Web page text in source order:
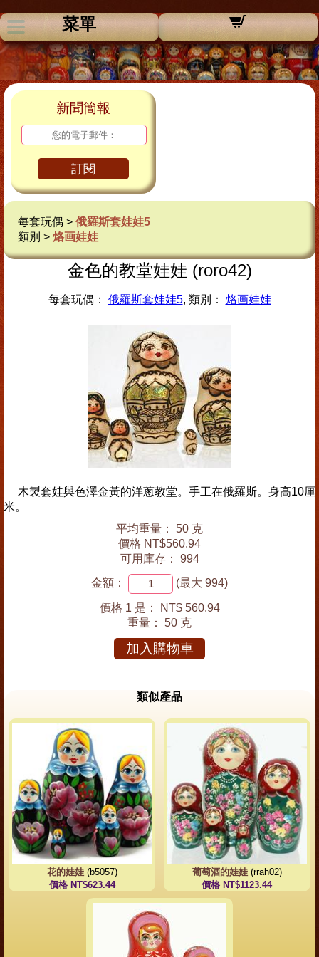
菜單
新聞簡報
訂閱
每套玩偶 > 俄羅斯套娃娃5
類別 > 烙画娃娃
金色的教堂娃娃 (roro42)
每套玩偶： 俄羅斯套娃娃5, 類別： 烙画娃娃
木製套娃與色澤金黃的洋蔥教堂。手工在俄羅斯。身高10厘
米。
平均重量： 50 克
價格 NT$560.94
可用庫存： 994
金額： (最大 994)
價格 1 是：
NT$ 560.94
重量： 50 克
加入購物車
類似產品
花的娃娃(b5057)
價格 NT$623.44
葡萄酒的娃娃(rrah02)
價格 NT$1123.44